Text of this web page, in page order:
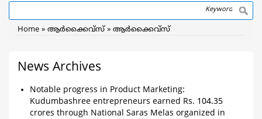
Search
Breadcrumb
Home ആര്‍ക്കൈവ്സ് ആര്‍ക്കൈവ്സ്
News Archives
Notable progress in Product Marketing:
Kudumbashree entrepreneurs earned Rs. 104.35
crores through National Saras Melas organized in